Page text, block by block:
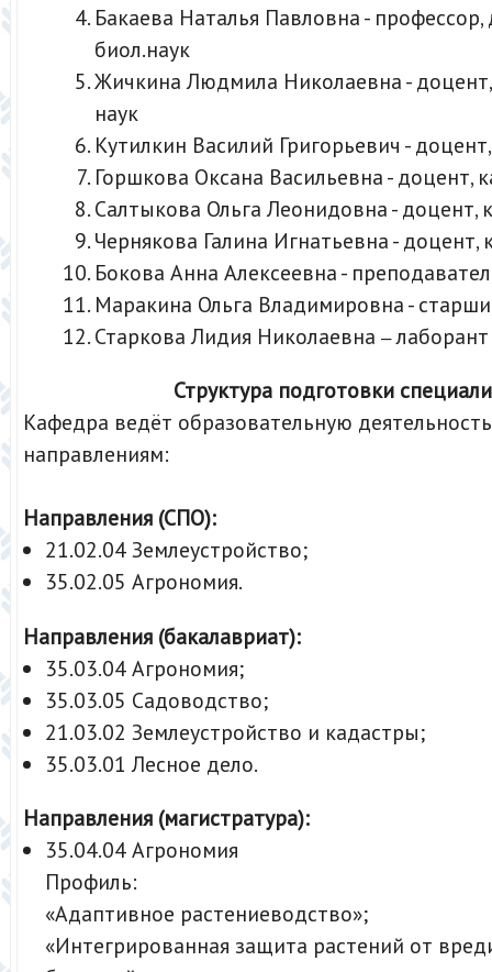
Бакаева Наталья Павловна - профессор,
биол.наук
Жичкина Людмила Николаевна -
наук
Кутилкин Василий Григорьевич - доцент,
Горшкова Оксана Васильевна - доцент,
Салтыкова Ольга Леонидовна - доцент,
Чернякова Галина Игнатьевна - доцент,
Бокова Анна Алексеевна -
Маракина Ольга Владимировна -
Старкова Лидия Николаевна –
Структура подготовки
Кафедра ведёт образовательную
направлениям:
Направления (СПО):
21.02.04 Землеустройство;
35.02.05 Агрономия.
Направления (бакалавриат):
35.03.04 Агрономия;
35.03.05 Садоводство;
21.03.02 Землеустройство и кадастры;
35.03.01 Лесное дело.
Направления (магистратура):
35.04.04 Агрономия
Профиль:
«Адаптивное растениеводство»;
«Интегрированная защита растений от